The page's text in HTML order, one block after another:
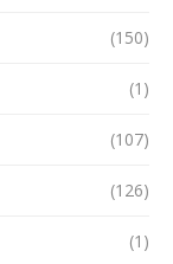
(150)
(1)
(107)
(126)
(1)